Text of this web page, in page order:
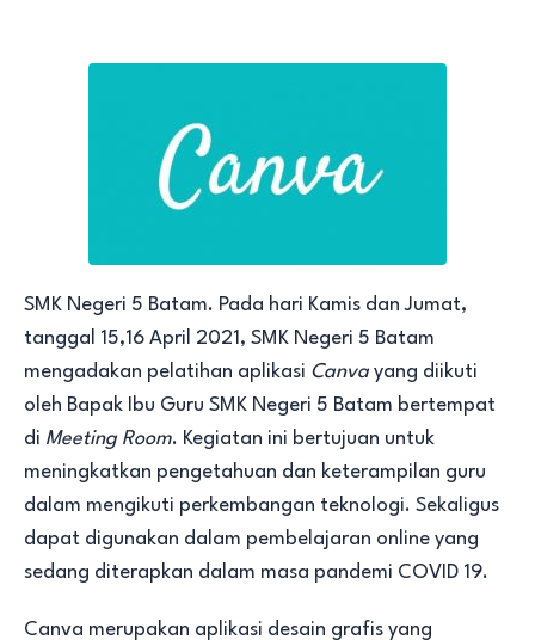
SMK Negeri 5 Batam. Pada hari Kamis dan Jumat,
tanggal 15,16 April 2021, SMK Negeri 5 Batam
mengadakan pelatihan aplikasi Canva yang diikuti
oleh Bapak Ibu Guru SMK Negeri 5 Batam bertempat
di Meeting Room. Kegiatan ini bertujuan untuk
meningkatkan pengetahuan dan keterampilan guru
dalam mengikuti perkembangan teknologi. Sekaligus
dapat digunakan dalam pembelajaran online yang
sedang diterapkan dalam masa pandemi COVID 19.
Canva merupakan aplikasi desain grafis yang